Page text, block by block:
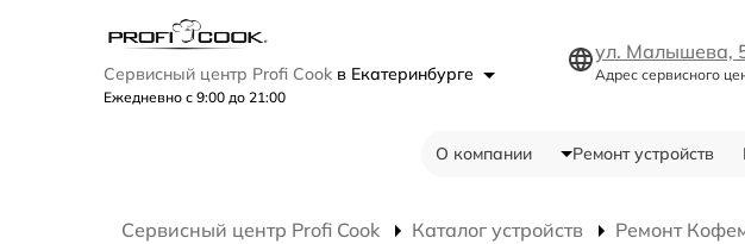
Сервисный центр Profi Cook в Екатеринбурге
Ежедневно с 9:00 до 21:00
ул. Малышева,
Адрес сервисного
О компании Ремонт устройств
Сервисный центр Profi Cook Каталог устройств Ремонт